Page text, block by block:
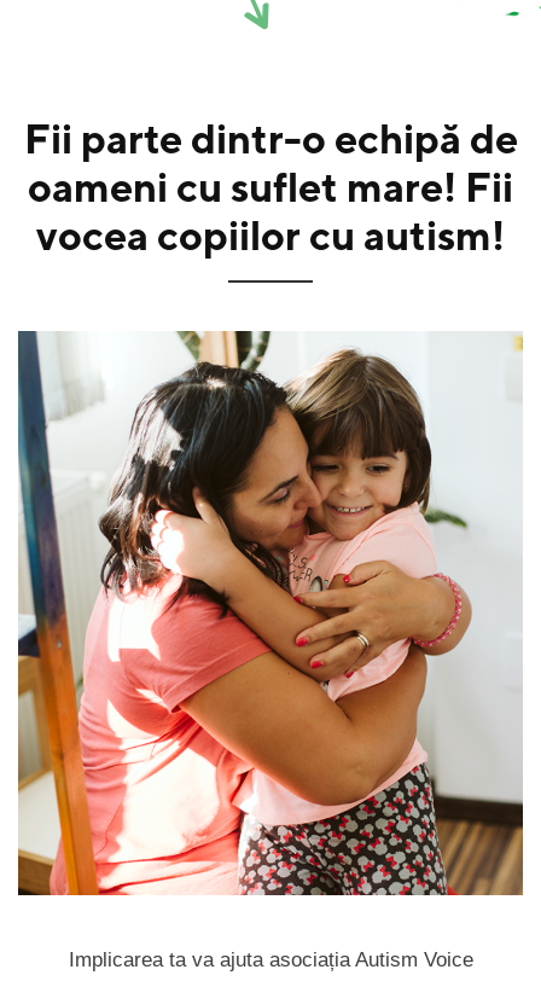
Fii parte dintr-o echipă de
oameni cu suflet mare! Fii
vocea copiilor cu autism!
Implicarea ta va ajuta asociația Autism Voice